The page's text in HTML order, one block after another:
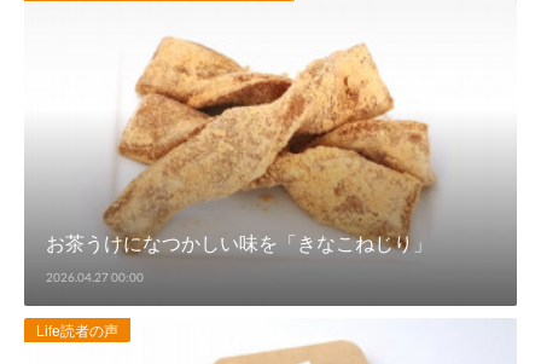
お茶うけになつかしい味を「きなこねじり」
2026.04.27 00:00
Life読者の声